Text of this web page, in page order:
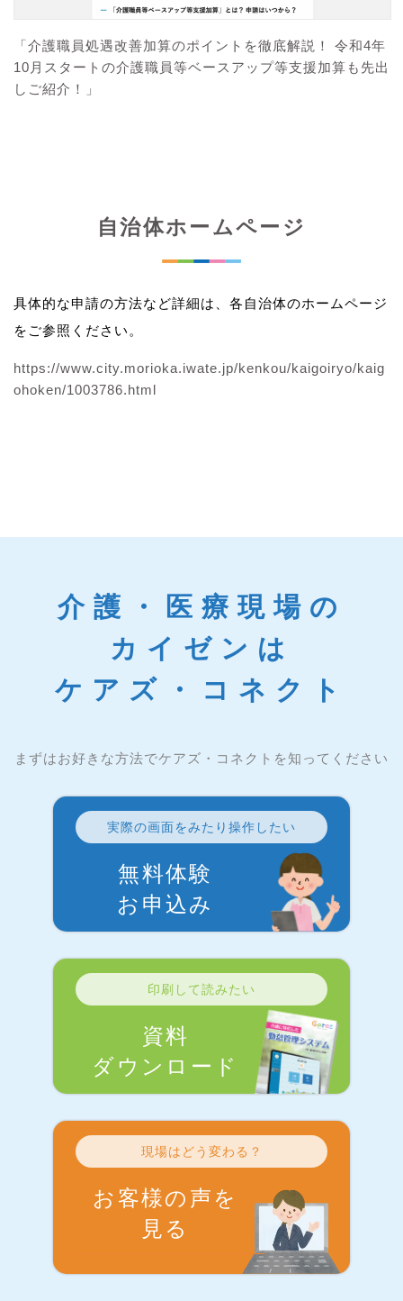
「介護職員処遇改善加算のポイントを徹底解説！ 令和4年
10月スタートの介護職員等ベースアップ等支援加算も先出
しご紹介！」
自治体ホームページ
具体的な申請の方法など詳細は、各自治体のホームページ
をご参照ください。
https://www.city.morioka.iwate.jp/kenkou/kaigoiryo/kaig
ohoken/1003786.html
介護・医療現場の
カイゼンは
ケアズ・コネクト
まずはお好きな方法でケアズ・コネクトを知ってください
実際の画面をみたり操作したい
無料体験
お申込み
印刷して読みたい
資料
ダウンロード
現場はどう変わる？
お客様の声を
見る